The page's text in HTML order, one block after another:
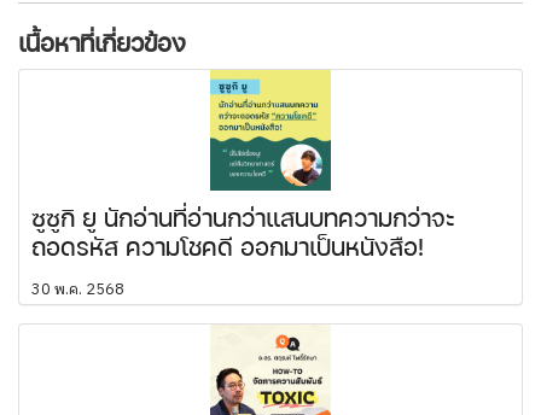
เนื้อหาที่เกี่ยวข้อง
ซูซูกิ ยู นักอ่านที่อ่านกว่าแสนบทความกว่าจะ
ถอดรหัส ความโชคดี ออกมาเป็นหนังสือ!
30 พ.ค. 2568